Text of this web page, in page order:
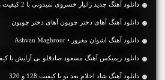
دانلود آهنگ جديد زانیار خسروی نمیدونی با 2 کیفیت و متن آهنگ
دانلود آهنگ آهای دختر چوپون آهای دختر چوپون
دانلود آهنگ اشوان مغرور • Ashvan Maghrour
دانلود ریمیکس آهنگ مسعود صادقلو بی آرایش با کیفیت 128
دانلود آهنگ شاد احلام بعد تو با کیفیت 128 و 320